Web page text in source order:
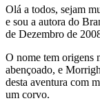
Olá a todos, sejam
e sou a autora do
de Dezembro de
O nome tem origens
abençoado, e
desta aventura com
um corvo.